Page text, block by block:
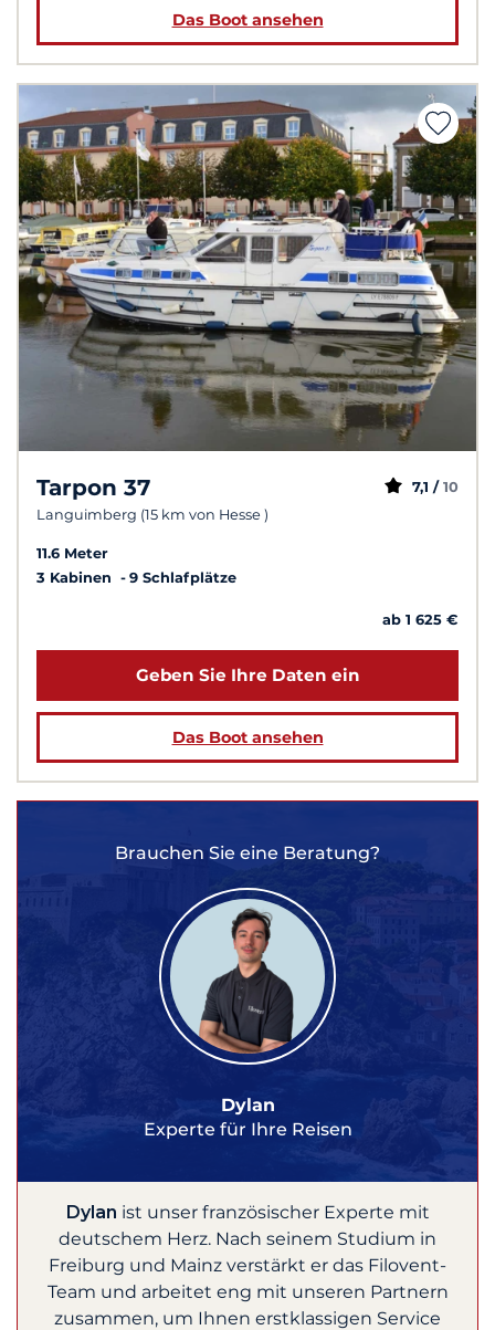
Das Boot ansehen
Tarpon 37
Languimberg (15 km von Hesse )
7,1 / 10
11.6 Meter
3 Kabinen
9 Schlafplätze
ab 1 625 €
Geben Sie Ihre Daten ein
Das Boot ansehen
Brauchen Sie eine Beratung?
Dylan
Experte für Ihre Reisen
Dylan ist unser französischer Experte mit
deutschem Herz. Nach seinem Studium in
Freiburg und Mainz verstärkt er das Filovent-
Team und arbeitet eng mit unseren Partnern
zusammen, um Ihnen erstklassigen Service